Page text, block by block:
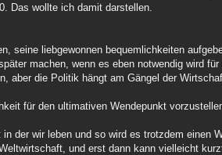
Das wollte ich damit darstellen.
seine liebgewonnen bequemlichkeiten
machen, wenn es eben notwendig wird
aber die Politik hängt am Gängel der
für den ultimativen Wendepunkt
der wir leben und so wird es trotzdem einen
und erst dann kann vielleicht